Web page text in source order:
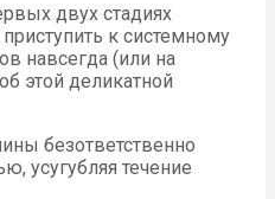
двух стадиях
к системному
навсегда (или на
этой деликатной
безответственно
усугубляя течение